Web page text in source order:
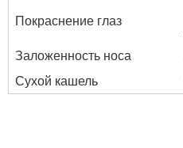
Покраснение глаз
Заложенность носа
Сухой кашель